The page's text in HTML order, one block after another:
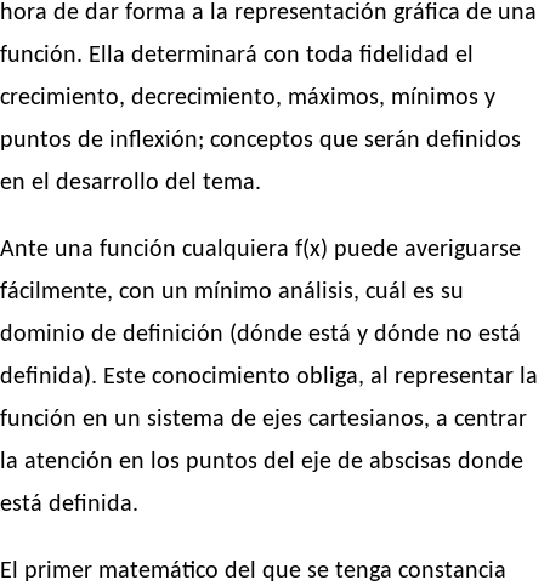
hora de dar forma a la representación gráfica de una
función. Ella determinará con toda fidelidad el
crecimiento, decrecimiento, máximos, mínimos y
puntos de inflexión; conceptos que serán definidos
en el desarrollo del tema.
Ante una función cualquiera f(x) puede averiguarse
fácilmente, con un mínimo análisis, cuál es su
dominio de definición (dónde está y dónde no está
definida). Este conocimiento obliga, al representar la
función en un sistema de ejes cartesianos, a centrar
la atención en los puntos del eje de abscisas donde
está definida.
El primer matemático del que se tenga constancia